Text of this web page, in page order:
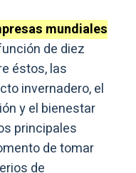
mundiales
de diez
éstos, las
invernadero, el
y el bienestar
principales
de tomar
de